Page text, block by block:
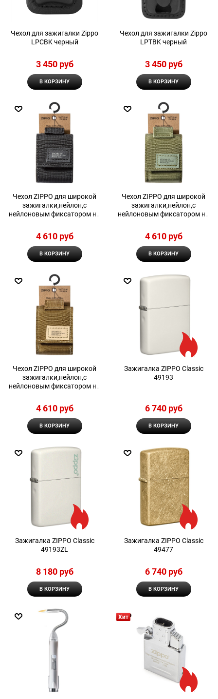
Чехол для зажигалки Zippo
LPCBK черный
3 450 руб
В КОРЗИНУ
Чехол для зажигалки Zippo
LPTBK черный
3 450 руб
В КОРЗИНУ
Чехол ZIPPO для широкой
зажигалки,нейлон,с
нейлоновым фиксатором на
4 610 руб
В КОРЗИНУ
Чехол ZIPPO для широкой
зажигалки,нейлон,с
нейлоновым фиксатором на
4 610 руб
В КОРЗИНУ
Чехол ZIPPO для широкой
зажигалки,нейлон,с
нейлоновым фиксатором на
4 610 руб
В КОРЗИНУ
Зажигалка ZIPPO Classic
49193
6 740 руб
В КОРЗИНУ
Зажигалка ZIPPO Classic
49193ZL
8 180 руб
В КОРЗИНУ
Зажигалка ZIPPO Classic
49477
6 740 руб
В КОРЗИНУ
Хит